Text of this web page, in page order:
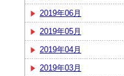
2019年06月
2019年05月
2019年04月
2019年03月